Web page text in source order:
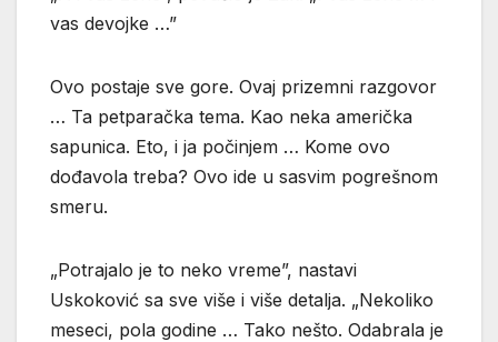
vas devojke …”
Ovo postaje sve gore. Ovaj prizemni razgovor
… Ta petparačka tema. Kao neka američka
sapunica. Eto, i ja počinjem … Kome ovo
dođavola treba? Ovo ide u sasvim pogrešnom
smeru.
„Potrajalo je to neko vreme”, nastavi
Uskoković sa sve više i više detalja. „Nekoliko
meseci, pola godine … Tako nešto. Odabrala je